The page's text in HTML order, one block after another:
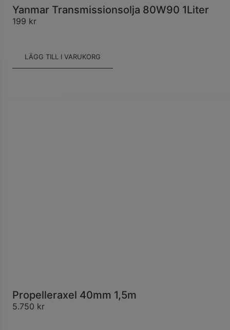
Yanmar Transmissionsolja 80W90 1Liter
199 kr
LÄGG TILL I VARUKORG
Propelleraxel 40mm 1,5m
5.750 kr